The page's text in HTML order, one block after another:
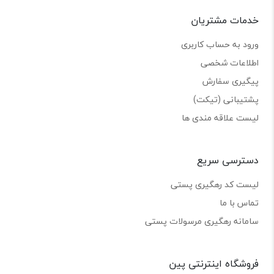
خدمات مشتریان
ورود به حساب کاربری
اطلاعات شخصی
پیگیری سفارش
پشتیبانی (تیکت)
لیست علاقه مندی ها
دسترسی سریع
لیست کد رهگیری پستی
تماس با ما
سامانه رهگیری مرسولات پستی
فروشگاه اینترنتی پین